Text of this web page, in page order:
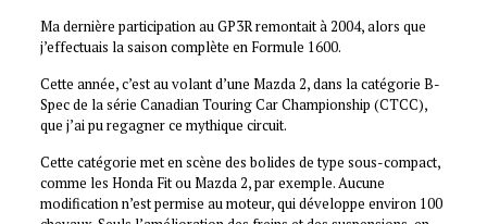
Ma dernière participation au GP3R remontait à 2004, alors que
j’effectuais la saison complète en Formule 1600.
Cette année, c’est au volant d’une Mazda 2, dans la catégorie B-
Spec de la série Canadian Touring Car Championship (CTCC),
que j’ai pu regagner ce mythique circuit.
Cette catégorie met en scène des bolides de type sous-compact,
comme les Honda Fit ou Mazda 2, par exemple. Aucune
modification n’est permise au moteur, qui développe environ 100